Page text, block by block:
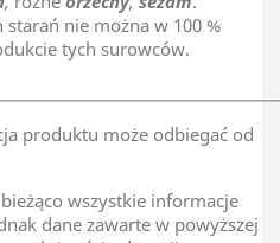
nie można w 100 %
tych surowców.
produktu może odbiegać od
wszystkie informacje
dane zawarte w powyższej